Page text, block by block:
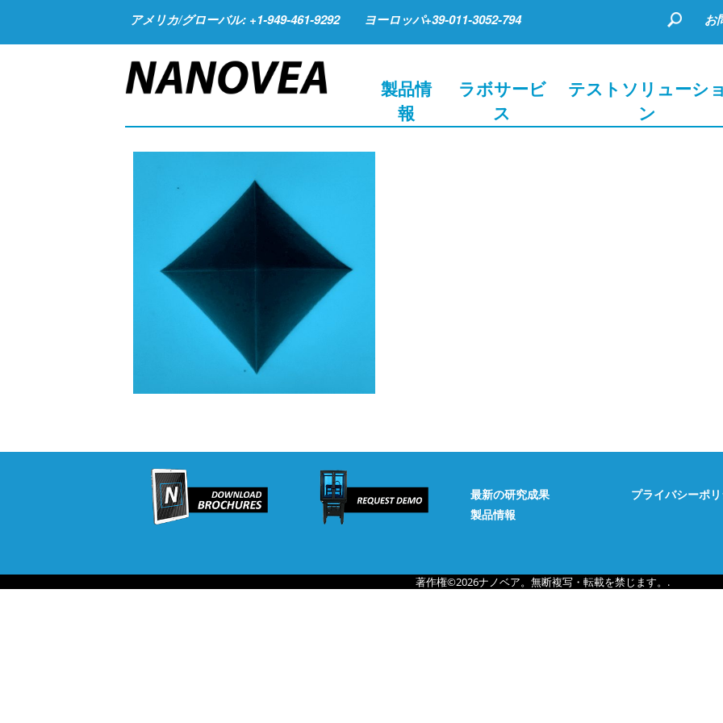
アメリカ/グローバル: +1-949-461-9292 ヨーロッパ+39-011-3052-794 お
製品情
報
ラボサービ
ス
テストソリューショ
ン
最新の研究成果
製品情報
プライバシーポ
著作権©2026ナノベア。無断複写・転載を禁じます。.